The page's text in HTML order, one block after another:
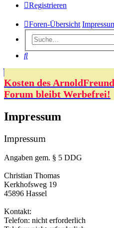
Registrieren
Foren-Übersicht
Suche
Kosten des
Forum bleibt Werbefrei!
Impressum
Impressum
Angaben gem. § 5 DDG
Christian Thomas
Kerkhofsweg 19
45896 Hassel
Kontakt:
Telefon: nicht erforderlich